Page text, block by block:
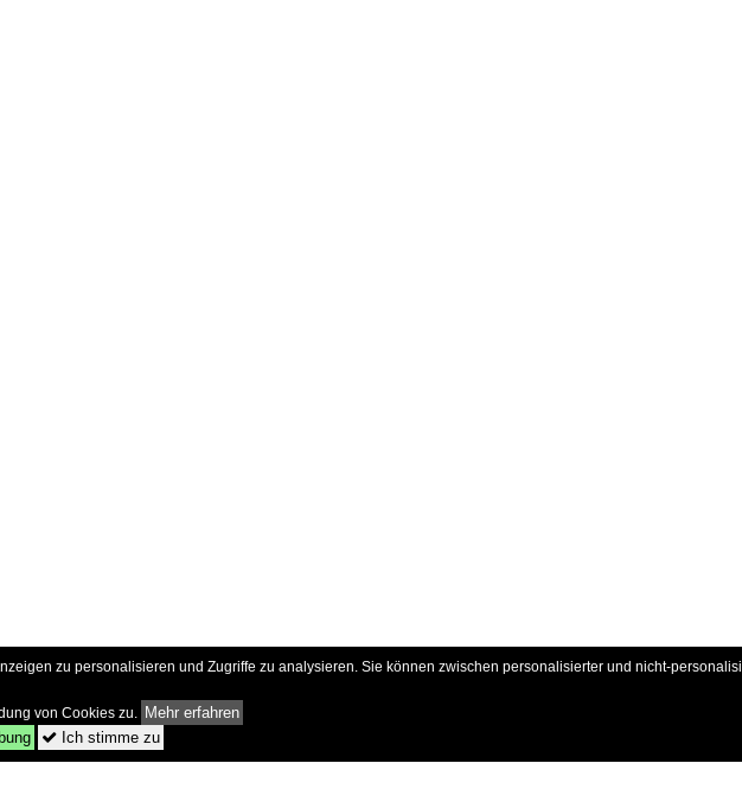
zu personalisieren und Zugriffe zu analysieren. Sie können zwischen personalisierter und nicht-
von Cookies zu. Mehr erfahren
 Ich stimme zu